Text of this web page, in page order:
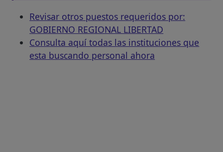
Revisar otros puestos requeridos por:
GOBIERNO REGIONAL LIBERTAD
Consulta aquí todas las instituciones que
esta buscando personal ahora